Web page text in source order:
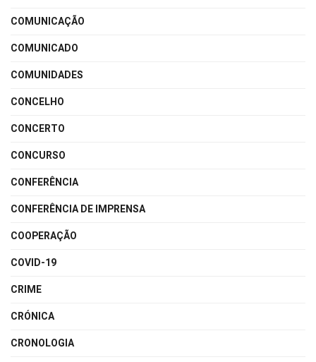
COMUNICAÇÃO
COMUNICADO
COMUNIDADES
CONCELHO
CONCERTO
CONCURSO
CONFERÊNCIA
CONFERÊNCIA DE IMPRENSA
COOPERAÇÃO
COVID-19
CRIME
CRÓNICA
CRONOLOGIA